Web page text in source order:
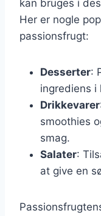
kan bruges i
Her er nogle
passionsfrugt:
Desserter:
ingrediens
Drikkevarer
smoothies
smag.
Salater:
at give en